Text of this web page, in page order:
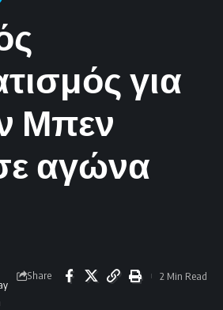
για
Μπεν
αγώνα
Share 2 Min Read